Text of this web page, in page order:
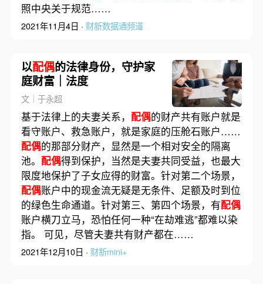
照中央关于规范……
2021年11月4日 · 财新数据通频道
以配偶的法律身份，守护家
庭财富｜法度
文｜于永超
基于法律上的夫妻关系， 配偶的财产共有账户就是
看守账户、救急账户，就是家庭的压舱石账户……
配偶的那部分财产，显然是一个相对安全的隔离
池。 配偶得到保护，当然是夫妻共同受益，也最大
限度地保护了子女应得的财富。针对第二个场景，
配偶账户中的现金流无疑是无条件、足额及时到位
的绿色生命通道。针对第三、第四个场景，有配偶
账户横刀立马，恐怕任何一种“在劫难逃”都难以染
指。 可见，尽管夫妻共有财产都在……
2021年12月10日 · 财新mini+